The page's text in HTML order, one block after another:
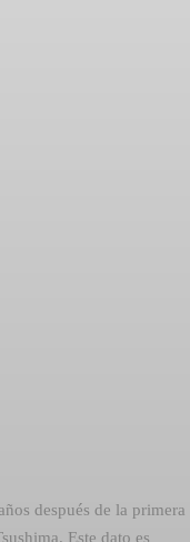
después de la primera
Este dato es